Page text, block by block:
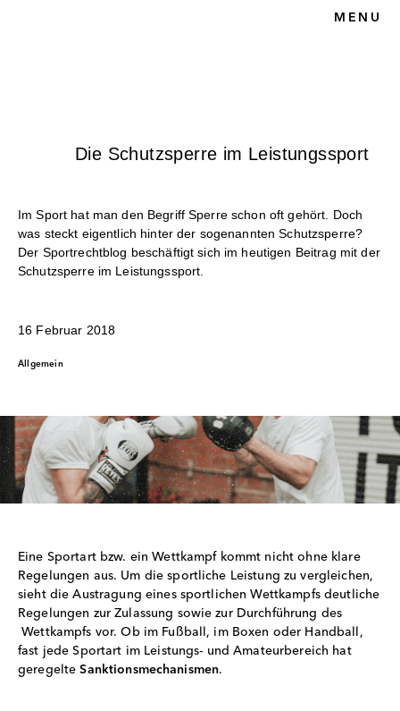
MENU
Die Schutzsperre im Leistungssport
Im Sport hat man den Begriff Sperre schon oft gehört. Doch
was steckt eigentlich hinter der sogenannten Schutzsperre?
Der Sportrechtblog beschäftigt sich im heutigen Beitrag mit der
Schutzsperre im Leistungssport.
16 Februar 2018
Allgemein
Eine Sportart bzw. ein Wettkampf kommt nicht ohne klare
Regelungen aus. Um die sportliche Leistung zu vergleichen,
sieht die Austragung eines sportlichen Wettkampfs deutliche
Regelungen zur Zulassung sowie zur Durchführung des
Wettkampfs vor. Ob im Fußball, im Boxen oder Handball,
fast jede Sportart im Leistungs- und Amateurbereich hat
geregelteSanktionsmechanismen.